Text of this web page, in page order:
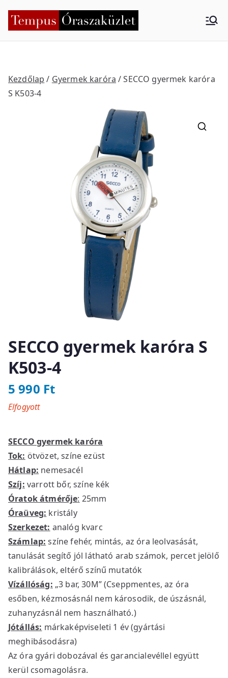
Tempus
küzlet
Kezdőlap / Gyermek karóra / SECCO gyermek karóra
S K503-4
SECCO gyermek karóra S
K503-4
5 990 Ft
SECCO gyermek karóra
Tok: ötvözet, színe ezüst
Hátlap: nemesacél
Szíj: varrott bőr, színe kék
Óratok átmérője: 25mm
Óraüveg: kristály
Szerkezet: analóg kvarc
Számlap: színe fehér, mintás, az óra leolvasását,
tanulását segítő jól látható arab számok, percet jelölő
kalibrálások, eltérő színű mutatók
Vízállóság: „3 bar, 30M” (Cseppmentes, az óra
esőben, kézmosásnál nem károsodik, de úszásnál,
zuhanyzásnál nem használható.)
Jótállás: márkaképviseleti 1 év (gyártási
meghibásodásra)
Az óra gyári dobozával és garancialevéllel együtt
kerül csomagolásra.
Elfogyott